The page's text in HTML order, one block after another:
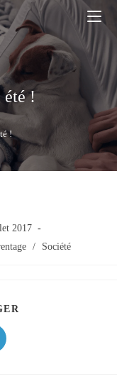
été !
!
2017
/ Société